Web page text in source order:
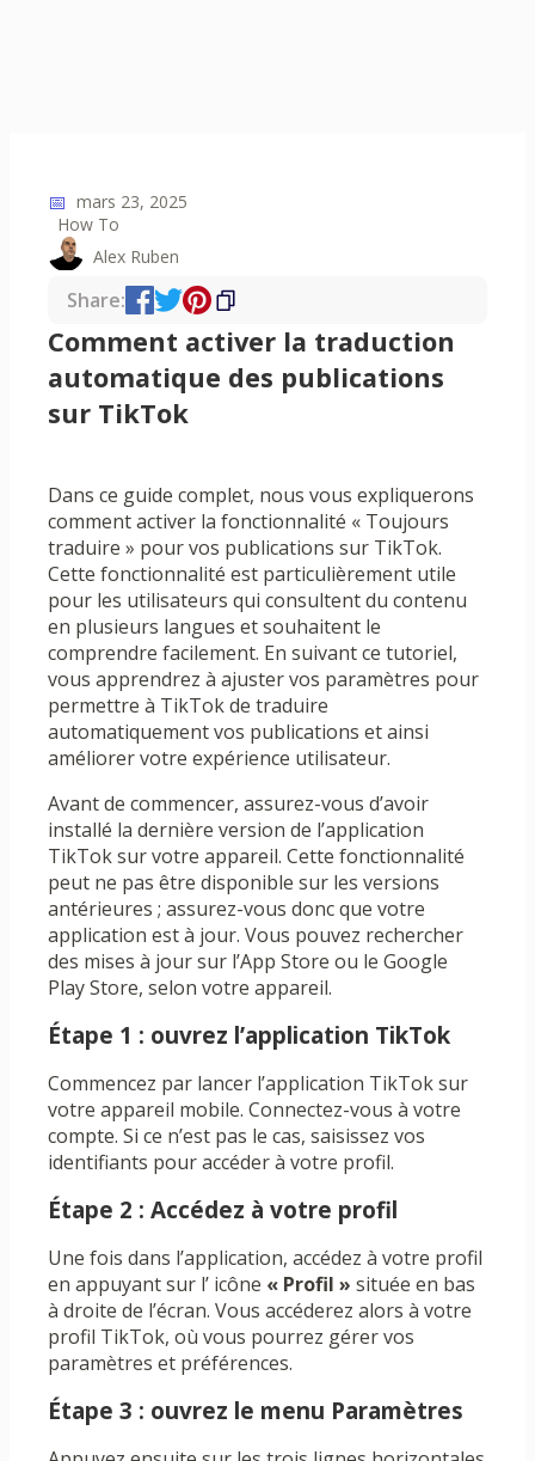
📅 mars 23, 2025
How To
Alex Ruben
Share:
Comment activer la traduction
automatique des publications
sur TikTok
Dans ce guide complet, nous vous expliquerons
comment activer la fonctionnalité « Toujours
traduire » pour vos publications sur TikTok.
Cette fonctionnalité est particulièrement utile
pour les utilisateurs qui consultent du contenu
en plusieurs langues et souhaitent le
comprendre facilement. En suivant ce tutoriel,
vous apprendrez à ajuster vos paramètres pour
permettre à TikTok de traduire
automatiquement vos publications et ainsi
améliorer votre expérience utilisateur.
Avant de commencer, assurez-vous d’avoir
installé la dernière version de l’application
TikTok sur votre appareil. Cette fonctionnalité
peut ne pas être disponible sur les versions
antérieures ; assurez-vous donc que votre
application est à jour. Vous pouvez rechercher
des mises à jour sur l’App Store ou le Google
Play Store, selon votre appareil.
Étape 1 : ouvrez l’application TikTok
Commencez par lancer l’application TikTok sur
votre appareil mobile. Connectez-vous à votre
compte. Si ce n’est pas le cas, saisissez vos
identifiants pour accéder à votre profil.
Étape 2 : Accédez à votre profil
Une fois dans l’application, accédez à votre profil
en appuyant sur l’ icône « Profil » située en bas
à droite de l’écran. Vous accéderez alors à votre
profil TikTok, où vous pourrez gérer vos
paramètres et préférences.
Étape 3 : ouvrez le menu Paramètres